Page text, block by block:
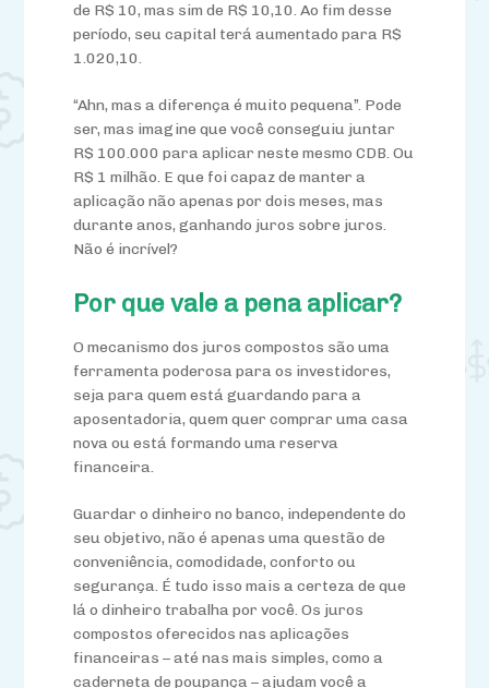
de R$ 10, mas sim de R$ 10,10. Ao fim desse
período, seu capital terá aumentado para R$
1.020,10.
“Ahn, mas a diferença é muito pequena”. Pode
ser, mas imagine que você conseguiu juntar
R$ 100.000 para aplicar neste mesmo CDB. Ou
R$ 1 milhão. E que foi capaz de manter a
aplicação não apenas por dois meses, mas
durante anos, ganhando juros sobre juros.
Não é incrível?
Por que vale a pena aplicar?
O mecanismo dos juros compostos são uma
ferramenta poderosa para os investidores,
seja para quem está guardando para a
aposentadoria, quem quer comprar uma casa
nova ou está formando uma reserva
financeira.
Guardar o dinheiro no banco, independente do
seu objetivo, não é apenas uma questão de
conveniência, comodidade, conforto ou
segurança. É tudo isso mais a certeza de que
lá o dinheiro trabalha por você. Os juros
compostos oferecidos nas aplicações
financeiras – até nas mais simples, como a
caderneta de poupança – ajudam você a